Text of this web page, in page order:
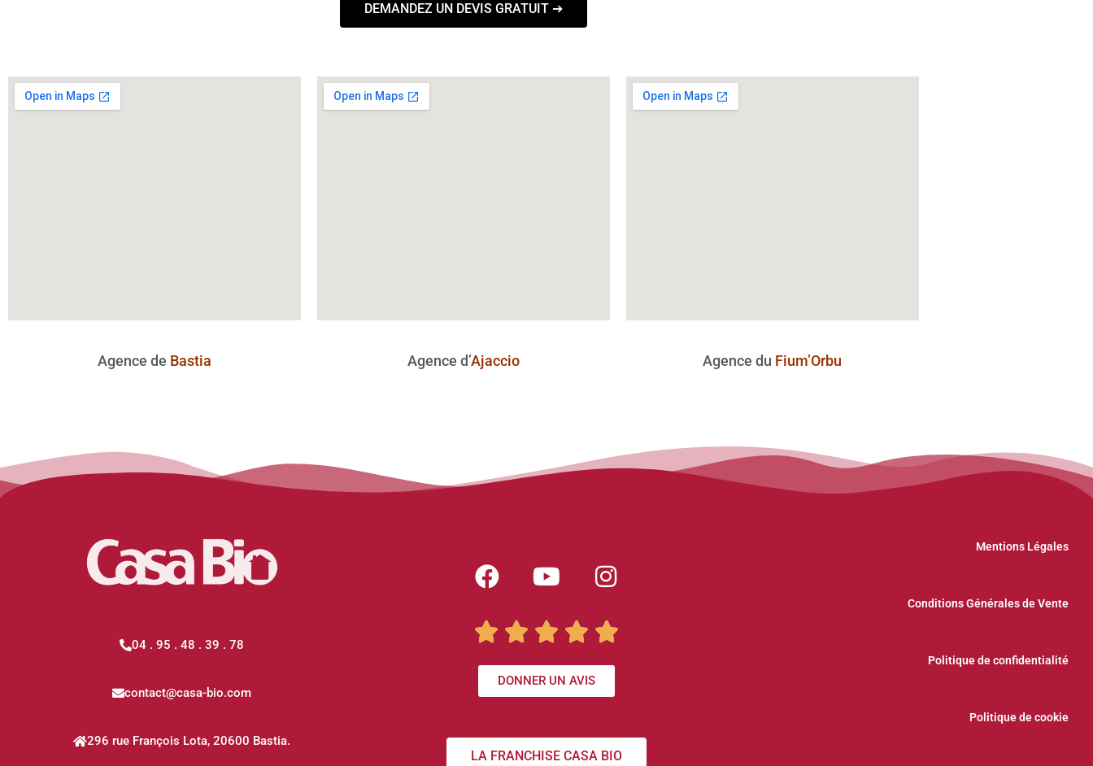
DEMANDEZ UN DEVIS GRATUIT ➔
Agence de Bastia Agence d’Ajaccio Agence du Fium’Orbu
04 . 95 . 48 . 39 . 78
contact@casa-bio.com
296 rue François Lota, 20600 Bastia.
    
DONNER UN AVIS
LA FRANCHISE CASA BIO
Mentions Légales
Conditions Générales de Vente
Politique de confidentialité
Politique de cookie